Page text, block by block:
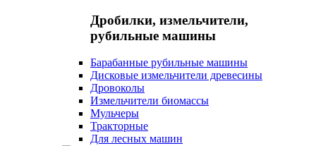
Дробилки, измельчители,
рубильные машины
Барабанные рубильные машины
Дисковые измельчители древесины
Дровоколы
Измельчители биомассы
Мульчеры
Тракторные
Для лесных машин